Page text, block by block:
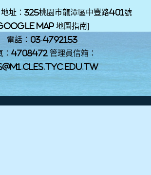
址：325桃園巿龍潭區中豐路401號
Map 地圖指南]
電話：03-4792153
：4708472 管理員信箱：